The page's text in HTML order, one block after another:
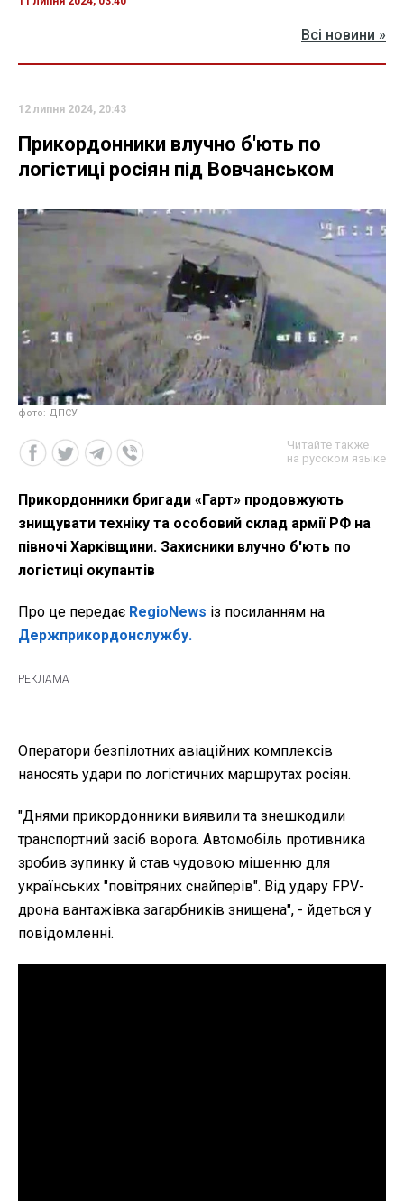
Всі новини »
12 липня 2024, 20:43
Прикордонники влучно б'ють по
логістиці росіян під Вовчанськом
фото: ДПСУ
Читайте также
на русском языке
Прикордонники бригади «Гарт» продовжують
знищувати техніку та особовий склад армії РФ на
півночі Харківщини. Захисники влучно б'ють по
логістиці окупантів
Про це передає RegioNews із посиланням на
Держприкордонслужбу.
Оператори безпілотних авіаційних комплексів
наносять удари по логістичних маршрутах росіян.
"Днями прикордонники виявили та знешкодили
транспортний засіб ворога. Автомобіль противника
зробив зупинку й став чудовою мішенню для
українських "повітряних снайперів". Від удару FPV-
дрона вантажівка загарбників знищена", - йдеться у
повідомленні.